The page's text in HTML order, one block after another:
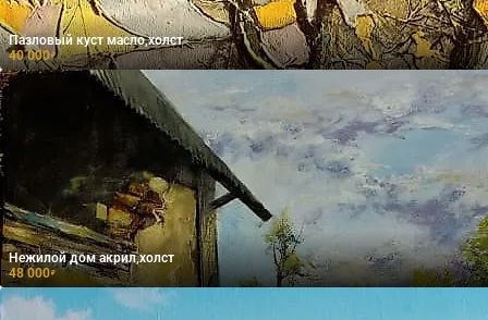
Пазловый куст масло,холст
40 000₽
Нежилой дом акрил,холст
48 000₽